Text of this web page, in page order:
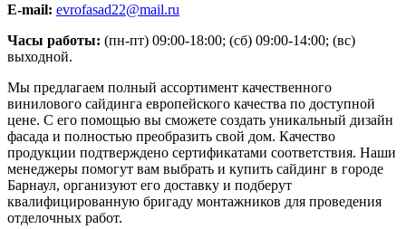
E-mail: evrofasad22@mail.ru
Часы работы: (пн-пт) 09:00-18:00; (сб) 09:00-14:00; (вс)
выходной.
Мы предлагаем полный ассортимент качественного
винилового сайдинга европейского качества по доступной
цене. С его помощью вы сможете создать уникальный дизайн
фасада и полностью преобразить свой дом. Качество
продукции подтверждено сертификатами соответствия. Наши
менеджеры помогут вам выбрать и купить сайдинг в городе
Барнаул, организуют его доставку и подберут
квалифицированную бригаду монтажников для проведения
отделочных работ.